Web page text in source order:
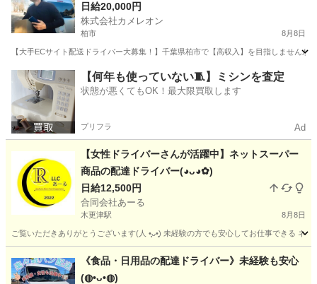
日給20,000円
株式会社カメレオン
柏市 8月8日
【大手ECサイト配送ドライバー大募集！】千葉県柏市で【高収入】を目指しません
千葉 柏市 ドライバー 積み込み
【何年も使っていない🧵】ミシンを査定
状態が悪くてもOK！最大限買取します
プリフラ Ad
【女性ドライバーさんが活躍中】ネットスーパー
商品の配達ドライバー(⁠◕⁠ᴗ⁠◕⁠✿⁠)
日給12,500円
合同会社あーる
木更津駅 8月8日
ご覧いただきありがとうございます(⁠人⁠ ⁠•͈⁠ᴗ⁠•͈⁠) 未経験の方でも安心してお仕事できる
木更津駅 ドライバー 業務委託契約
《食品・日用品の配達ドライバー》未経験も安心
(⁠◍⁠•⁠ᴗ⁠•⁠◍⁠)